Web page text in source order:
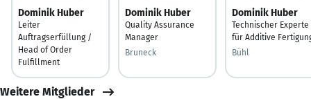
Dominik Huber
Leiter
Auftragserfüllung /
Head of Order
Fulfillment
Dominik Huber
Quality Assurance
Manager
Bruneck
Dominik Huber
Technischer Experte
für Additive
Bühl
Weitere Mitglieder